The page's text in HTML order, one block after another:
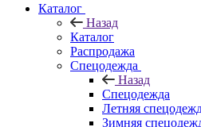
Каталог
Назад
Каталог
Распродажа
Спецодежда
Назад
Спецодежда
Летняя
Зимняя